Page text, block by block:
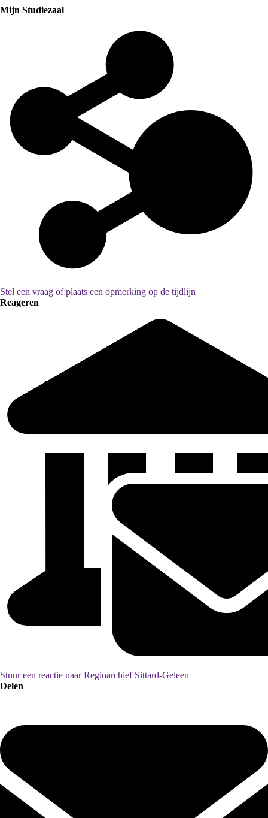
Mijn Studiezaal
Stel een vraag of plaats een opmerking op de tijdlijn
Reageren
Stuur een reactie naar Regioarchief Sittard-Geleen
Delen